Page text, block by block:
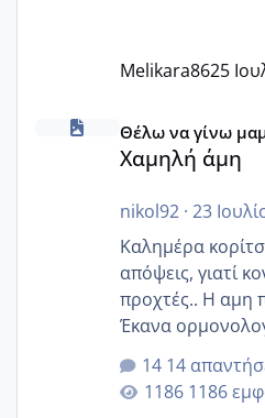
Melikara8625
Χαμηλή άμη
Θέλω να γίνω
Χαμηλή άμη
nikol92· 23
Καλημέρα
απόψεις, γιατί κοντεύω να τρελαθώ από
προχτές.. Η αμη
Έκανα
για την ηλικία
εγκυμοσύνη, που
στην 27η
14
1186